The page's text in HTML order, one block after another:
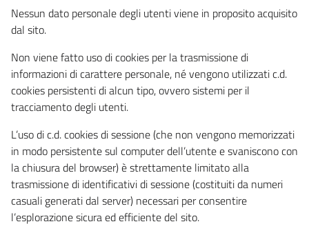
Nessun dato personale degli utenti viene in proposito acquisito
dal sito.
Non viene fatto uso di cookies per la trasmissione di
informazioni di carattere personale, né vengono utilizzati c.d.
cookies persistenti di alcun tipo, ovvero sistemi per il
tracciamento degli utenti.
L’uso di c.d. cookies di sessione (che non vengono memorizzati
in modo persistente sul computer dell’utente e svaniscono con
la chiusura del browser) è strettamente limitato alla
trasmissione di identificativi di sessione (costituiti da numeri
casuali generati dal server) necessari per consentire
l’esplorazione sicura ed efficiente del sito.